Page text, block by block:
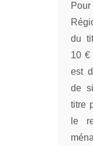
du
10 €
est
de
titre
le